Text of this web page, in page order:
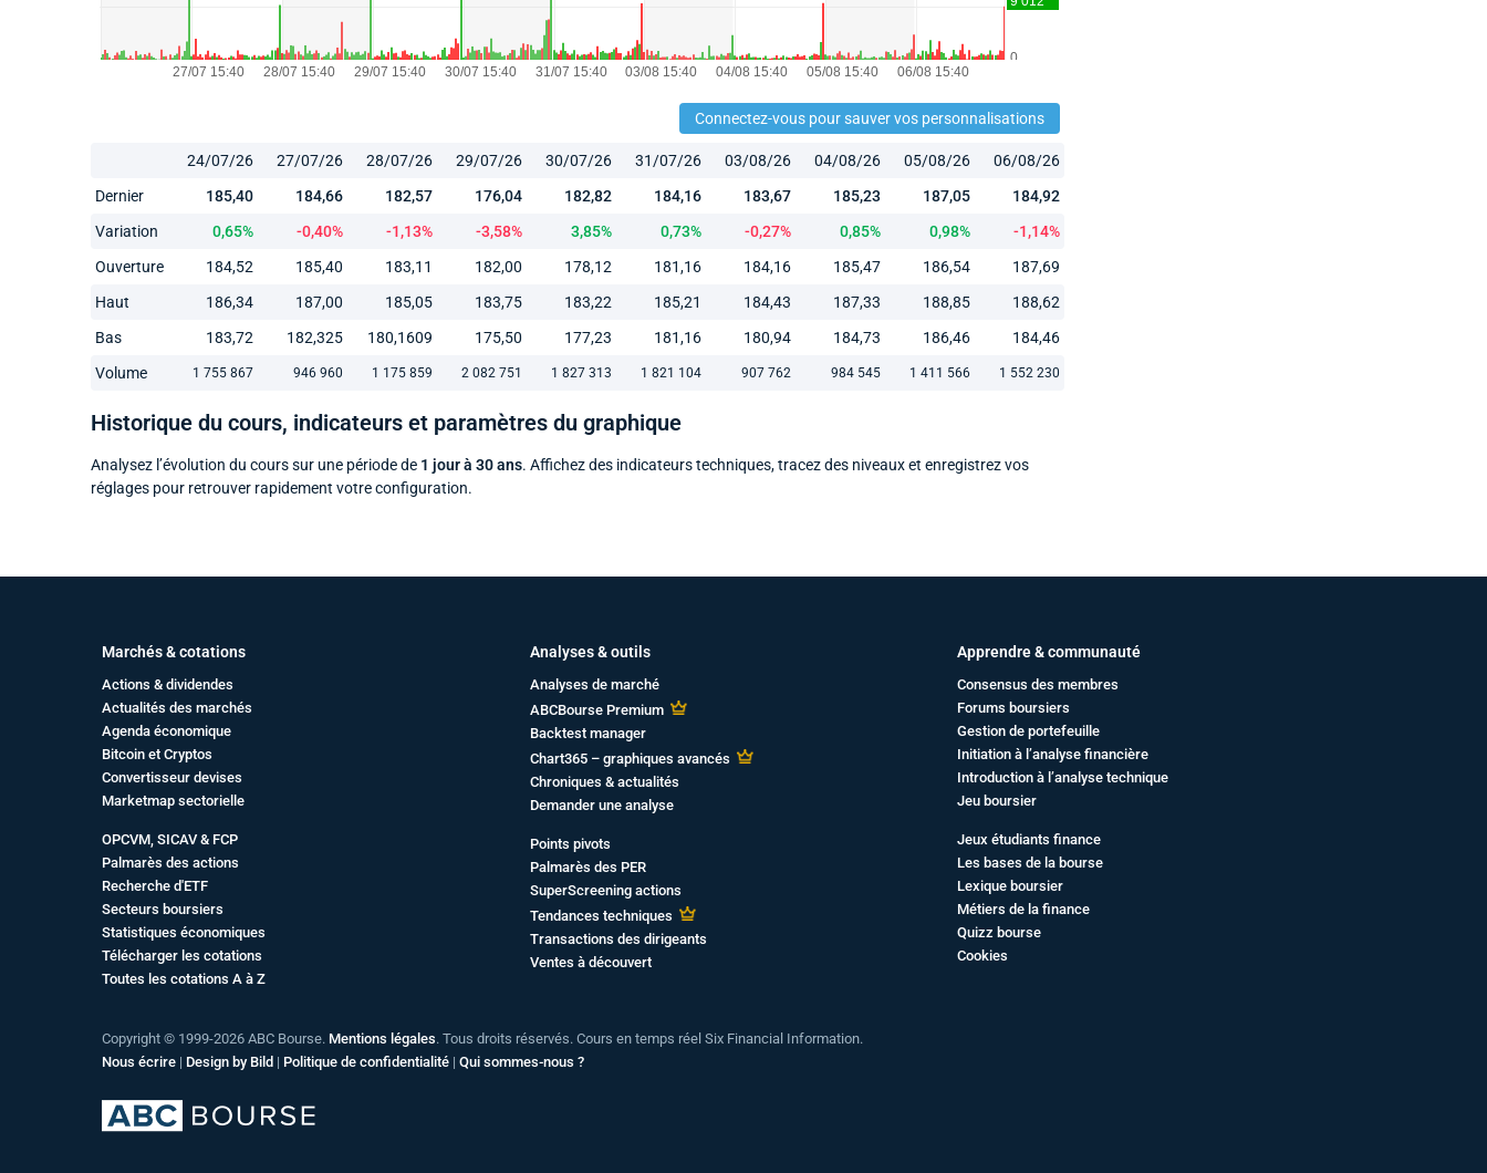
Connectez-vous pour sauver vos personnalisations
24/07/26 27/07/26 28/07/26 29/07/26 30/07/26 31/07/26 03/08/26 04/08/26 05/08/26
06/08/26
Dernier
185,40 184,66 182,57 176,04 182,82 184,16 183,67 185,23 187,05
184,92
Variation
0,65% -0,40% -1,13% -3,58% 3,85% 0,73% -0,27% 0,85% 0,98%
-1,14%
Ouverture
184,52 185,40 183,11 182,00 178,12 181,16 184,16 185,47 186,54
187,69
Haut
186,34 187,00 185,05 183,75 183,22 185,21 184,43 187,33 188,85
188,62
Bas
183,72 182,325 180,1609 175,50 177,23 181,16 180,94 184,73 186,46
184,46
Volume
1 755 867 946 960 1 175 859 2 082 751 1 827 313 1 821 104 907 762 984 545 1 411 566 1 552 230
Historique du cours, indicateurs et paramètres du graphique
Analysez l’évolution du cours sur une période de 1 jour à 30 ans. Affichez des indicateurs techniques, tracez des niveaux et enregistrez vos
réglages pour retrouver rapidement votre configuration.
Marchés & cotations
Actions & dividendes
Actualités des marchés
Agenda économique
Bitcoin et Cryptos
Convertisseur devises
Marketmap sectorielle
OPCVM, SICAV & FCP
Palmarès des actions
Recherche d'ETF
Secteurs boursiers
Statistiques économiques
Télécharger les cotations
Toutes les cotations A à Z
Analyses & outils
Analyses de marché
ABCBourse Premium
Backtest manager
Chart365 – graphiques avancés
Chroniques & actualités
Demander une analyse
Points pivots
Palmarès des PER
SuperScreening actions
Tendances techniques
Transactions des dirigeants
Ventes à découvert
Apprendre & communauté
Consensus des membres
Forums boursiers
Gestion de portefeuille
Initiation à l’analyse financière
Introduction à l’analyse technique
Jeu boursier
Jeux étudiants finance
Les bases de la bourse
Lexique boursier
Métiers de la finance
Quizz bourse
Cookies
Copyright © 1999-2026 ABC Bourse. Mentions légales. Tous droits réservés. Cours en temps réel Six Financial Information.
Nous écrire | Design by Bild | Politique de confidentialité | Qui sommes-nous ?